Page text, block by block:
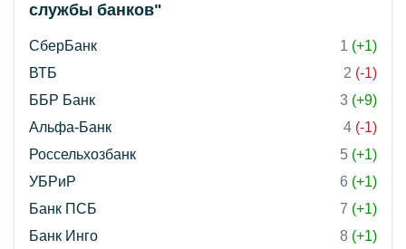
службы банков"
СберБанк 1 (+1)
ВТБ
2 (-1)
ББР Банк
3 (+9)
Альфа-Банк
4 (-1)
Россельхозбанк
5 (+1)
УБРиР
6 (+1)
Банк ПСБ
7 (+1)
Банк Инго
8 (+1)